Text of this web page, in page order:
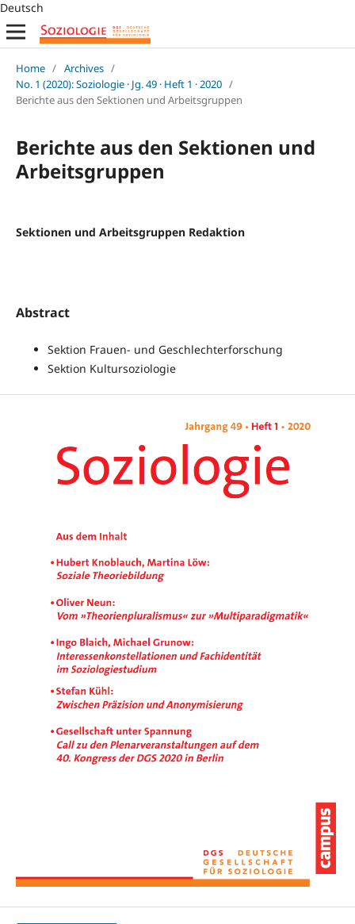
Deutsch
Home / Archives /
No. 1 (2020): Soziologie · Jg. 49 · Heft 1 · 2020 /
Berichte aus den Sektionen und Arbeitsgruppen
Berichte aus den Sektionen und
Arbeitsgruppen
Sektionen und Arbeitsgruppen Redaktion
Abstract
Sektion Frauen- und Geschlechterforschung
Sektion Kultursoziologie